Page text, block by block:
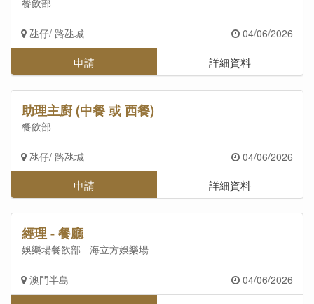
餐飲部
氹仔/ 路氹城 04/06/2026
申請 詳細資料
助理主廚 (中餐 或 西餐)
餐飲部
氹仔/ 路氹城 04/06/2026
申請 詳細資料
經理 - 餐廳
娛樂場餐飲部 - 海立方娛樂場
澳門半島 04/06/2026